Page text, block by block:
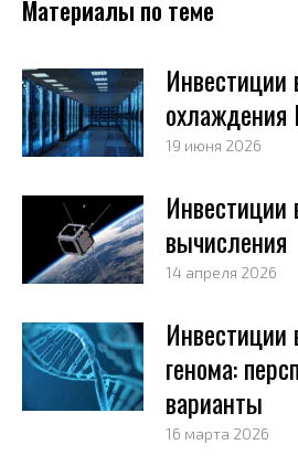
Материалы по теме
19 июня 2026
Инвестиции
вычисления
14 апреля 2026
Инвестиции
генома:
варианты
16 марта 2026